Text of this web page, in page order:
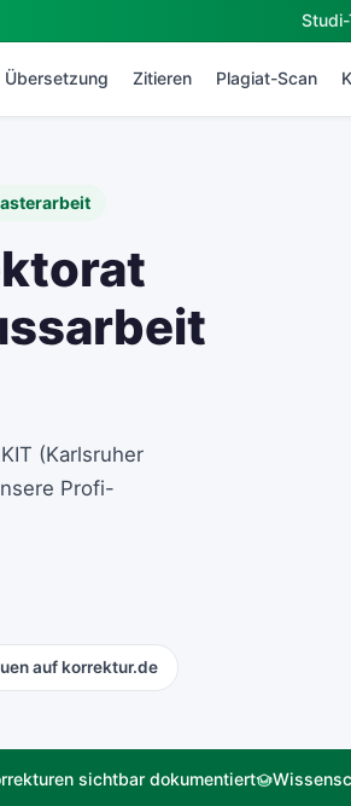
Übersetzung Zitieren Plagiat-Scan
(Karlsruher
Profi-
auf korrektur.de
sichtbar dokumentiert